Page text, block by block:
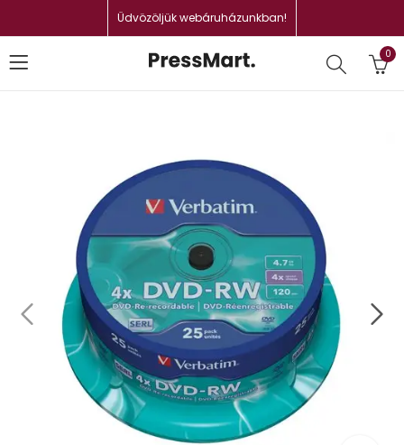
Üdvözöljük webáruházunkban!
0